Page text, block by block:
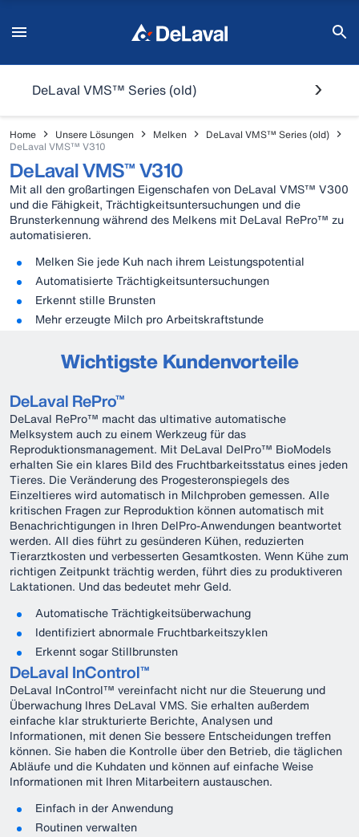
DeLaval VMS™ Series (old)
Home Unsere Lösungen Melken
DeLaval VMS™ Series (old)
DeLaval VMS™ V310
DeLaval VMS™ V310
Mit all den großartingen Eigenschafen von DeLaval VMS™ V300
und die Fähigkeit, Trächtigkeitsuntersuchungen und die
Brunsterkennung während des Melkens mit DeLaval RePro™ zu
automatisieren.
Melken Sie jede Kuh nach ihrem Leistungspotential
Automatisierte Trächtigkeitsuntersuchungen
Erkennt stille Brunsten
Mehr erzeugte Milch pro Arbeitskraftstunde
Wichtigste Kundenvorteile
DeLaval RePro™
DeLaval RePro™ macht das ultimative automatische
Melksystem auch zu einem Werkzeug für das
Reproduktionsmanagement. Mit DeLaval DelPro™ BioModels
erhalten Sie ein klares Bild des Fruchtbarkeitsstatus eines jeden
Tieres. Die Veränderung des Progesteronspiegels des
Einzeltieres wird automatisch in Milchproben gemessen. Alle
kritischen Fragen zur Reproduktion können automatisch mit
Benachrichtigungen in Ihren DelPro-Anwendungen beantwortet
werden. All dies führt zu gesünderen Kühen, reduzierten
Tierarztkosten und verbesserten Gesamtkosten. Wenn Kühe zum
richtigen Zeitpunkt trächtig werden, führt dies zu produktiveren
Laktationen. Und das bedeutet mehr Geld.
Automatische Trächtigkeitsüberwachung
Identifiziert abnormale Fruchtbarkeitszyklen
Erkennt sogar Stillbrunsten
DeLaval InControl™
DeLaval InControl™ vereinfacht nicht nur die Steuerung und
Überwachung Ihres DeLaval VMS. Sie erhalten außerdem
einfache klar strukturierte Berichte, Analysen und
Informationen, mit denen Sie bessere Entscheidungen treffen
können. Sie haben die Kontrolle über den Betrieb, die täglichen
Abläufe und die Kuhdaten und können auf einfache Weise
Informationen mit Ihren Mitarbeitern austauschen.
Einfach in der Anwendung
Routinen verwalten